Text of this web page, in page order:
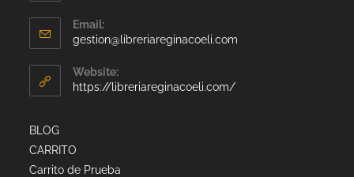
Email:
gestion@libreriareginacoeli.com
Website:
https://libreriareginacoeli.com/
BLOG
CARRITO
Carrito de Prueba